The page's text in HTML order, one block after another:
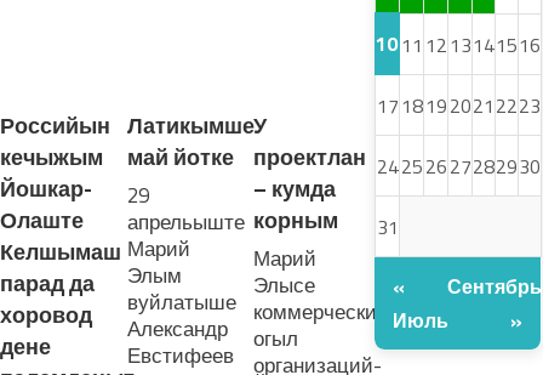
Российын
кечыжым
Йошкар-
Олаште
Келшымаш
парад да
хоровод
дене
Латикымше
май йотке
29
апрельыште
Марий
Элым
вуйлатыше
Александр
Евстифеев
У
проектлан
– кумда
корным
Марий
Элысе
коммерческий
огыл
организаций-
1011 1213141516
1718192021 2223
24252627282930
31
«
Июль
Сентябрь
»